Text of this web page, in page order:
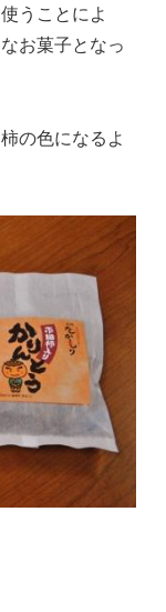
うことによ
お菓子となっ
の色になるよ